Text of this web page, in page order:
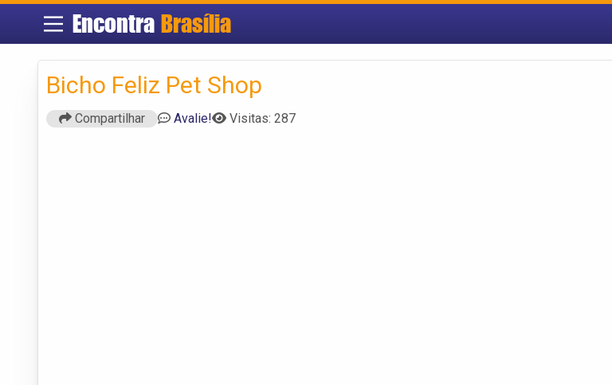
Encontra Brasília
Bicho Feliz Pet Shop
Compartilhar Avalie! Visitas: 287